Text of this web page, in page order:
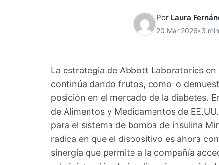
Por Laura
20 Mar 2026•3
La estrategia de Abbott Laboratories
continúa dando frutos, como lo
posición en el mercado de la diabetes.
de Alimentos y Medicamentos de
para el sistema de bomba de insulina
radica en que el dispositivo es ahora
sinergia que permite a la compañía